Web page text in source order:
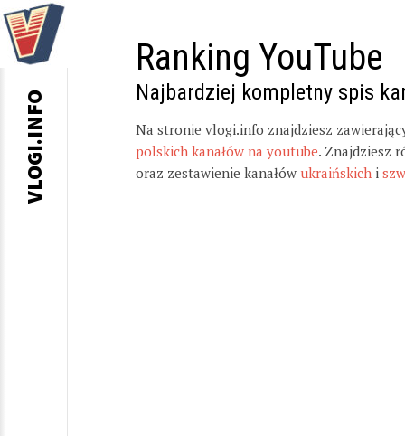
Ranking YouTube
Najbardziej kompletny spis
Na stronie vlogi.info znajdziesz
polskich kanałów na youtube. Znajdziesz
oraz zestawienie kanałów ukraińskich i
VLOGI.INFO